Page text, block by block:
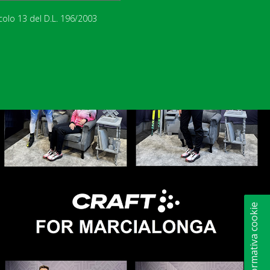
Informativa cookie
13 del D.L. 196/2003